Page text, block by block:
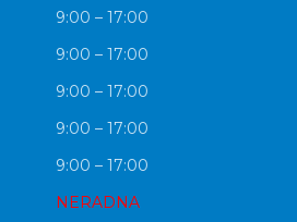
9:00 – 17:00
9:00 – 17:00
9:00 – 17:00
9:00 – 17:00
9:00 – 17:00
NERADNA